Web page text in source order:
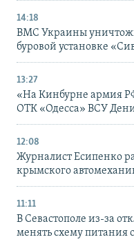
14:18
ВМС Украины
буровой установке
13:27
«На Кинбурне армия
ОТК «Одесса» ВСУ
12:08
Журналист Есипенко
крымского
11:11
В Севастополе из-за
менять схему питания